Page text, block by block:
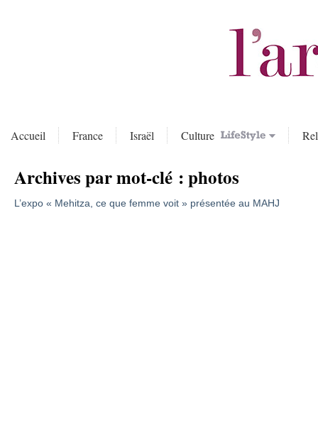
Accueil France Israël Culture
Archives par mot-clé :photos
L’expo « Mehitza, ce que femme voit » présentée au MAHJ